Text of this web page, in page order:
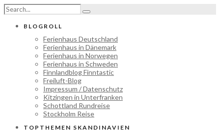
BLOGROLL
Ferienhaus Deutschland
Ferienhaus in Dänemark
Ferienhaus in Norwegen
Ferienhaus in Schweden
Finnlandblog Finntastic
Freiluft-Blog
Impressum / Datenschutz
Kitzingen in Unterfranken
Schottland Rundreise
Stockholm Reise
TOPTHEMEN SKANDINAVIEN